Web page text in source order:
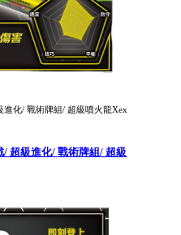
進化/ 戰術牌組/ 超級噴火龍Xex
超級進化/ 戰術牌組/ 超級